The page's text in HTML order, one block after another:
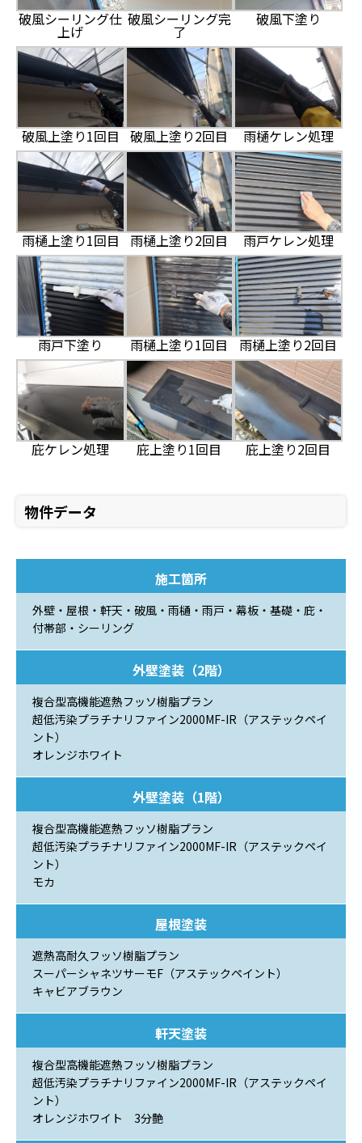
破風シーリング仕
上げ
破風シーリング完
了
破風下塗り
破風上塗り1回目 破風上塗り2回目 雨樋ケレン処理
雨樋上塗り1回目 雨樋上塗り2回目 雨戸ケレン処理
雨戸下塗り 雨樋上塗り1回目 雨樋上塗り2回目
庇ケレン処理 庇上塗り1回目 庇上塗り2回目
物件データ
施工箇所
外壁・屋根・軒天・破風・雨樋・雨戸・幕板・基礎・庇・
付帯部・シーリング
外壁塗装（2階）
複合型高機能遮熱フッソ樹脂プラン
超低汚染プラチナリファイン2000MF-IR（アステックペイ
ント）
オレンジホワイト
外壁塗装（1階）
複合型高機能遮熱フッソ樹脂プラン
超低汚染プラチナリファイン2000MF-IR（アステックペイ
ント）
モカ
屋根塗装
遮熱高耐久フッソ樹脂プラン
スーパーシャネツサーモF（アステックペイント）
キャビアブラウン
軒天塗装
複合型高機能遮熱フッソ樹脂プラン
超低汚染プラチナリファイン2000MF-IR（アステックペイ
ント）
オレンジホワイト 3分艶